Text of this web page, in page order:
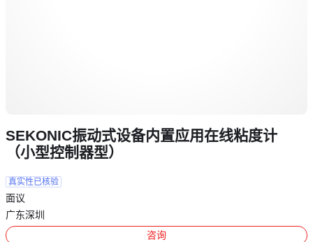
SEKONIC振动式设备内置应用在线粘度计
（小型控制器型）
真实性已核验
面议
广东深圳
咨询